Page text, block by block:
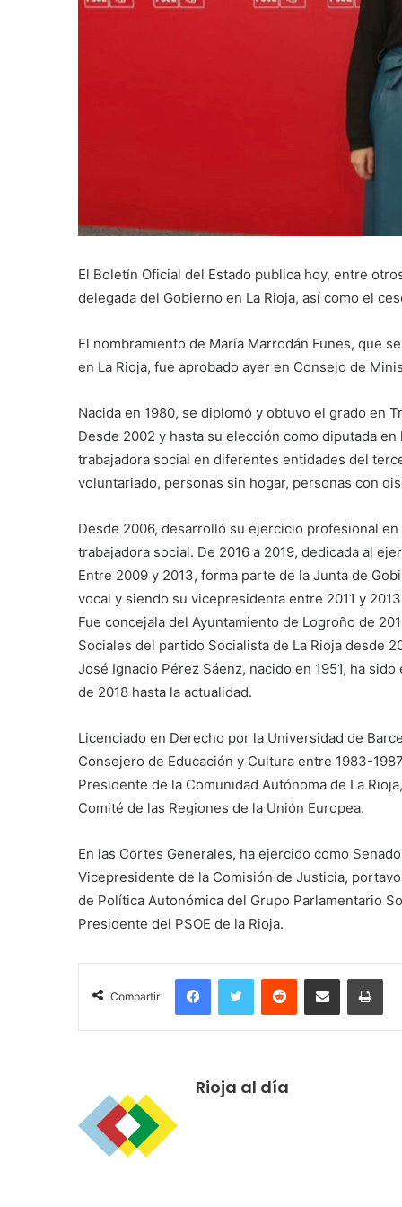
El Boletín Oficial del Estado publica hoy, entre
delegada del Gobierno en La Rioja, así como el
El nombramiento de María Marrodán Funes, que
en La Rioja, fue aprobado ayer en Consejo de
Nacida en 1980, se diplomó y obtuvo el grado en
Desde 2002 y hasta su elección como diputada
trabajadora social en diferentes entidades del
voluntariado, personas sin hogar, personas con
Desde 2006, desarrolló su ejercicio profesional
trabajadora social. De 2016 a 2019, dedicada al
Entre 2009 y 2013, forma parte de la Junta de
vocal y siendo su vicepresidenta entre 2011 y
Fue concejala del Ayuntamiento de Logroño de
Sociales del partido Socialista de La Rioja desde
José Ignacio Pérez Sáenz, nacido en 1951, ha
de 2018 hasta la actualidad.
Licenciado en Derecho por la Universidad de
Consejero de Educación y Cultura entre 1983-
Presidente de la Comunidad Autónoma de La
Comité de las Regiones de la Unión Europea.
En las Cortes Generales, ha ejercido como
Vicepresidente de la Comisión de Justicia,
de Política Autonómica del Grupo Parlamentario
Presidente del PSOE de la Rioja.
Compartir
Rioja al día